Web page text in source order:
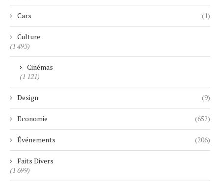
Cars (1)
Culture
(1 493)
Cinémas
(1 121)
Design (9)
Economie (652)
Événements (206)
Faits Divers
(1 699)